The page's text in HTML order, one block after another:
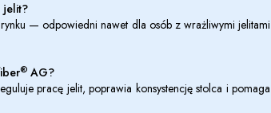
jelit?
— odpowiedni nawet dla osób z wrażliwymi jelitami
® AG?
pracę jelit, poprawia konsystencję stolca i pomaga